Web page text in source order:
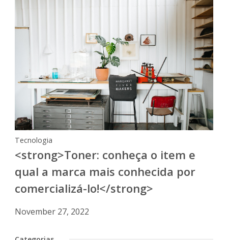
Tecnologia
<strong>Toner: conheça o item e
qual a marca mais conhecida por
comercializá-lo!</strong>
November 27, 2022